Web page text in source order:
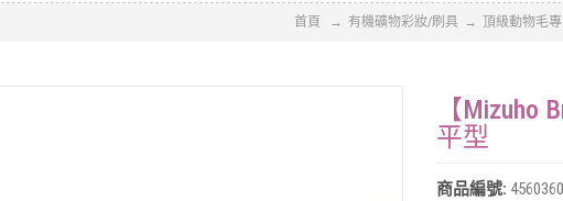
首頁 有機礦物彩妝/刷具 頂級動物毛
【Mizuho
平型
商品編號: